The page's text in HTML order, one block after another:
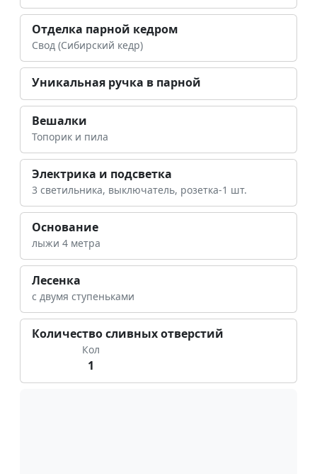
Отделка парной кедром
Свод (Сибирский кедр)
Уникальная ручка в парной
Вешалки
Топорик и пила
Электрика и подсветка
3 светильника, выключатель, розетка-1 шт.
Основание
лыжи 4 метра
Лесенка
с двумя ступеньками
Количество сливных отверстий
Кол
1